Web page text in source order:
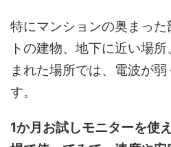
特にマンションの奥まっ
トの建物、地下に近い場
まれた場所では、電波が
す。
1か月お試しモニターを使